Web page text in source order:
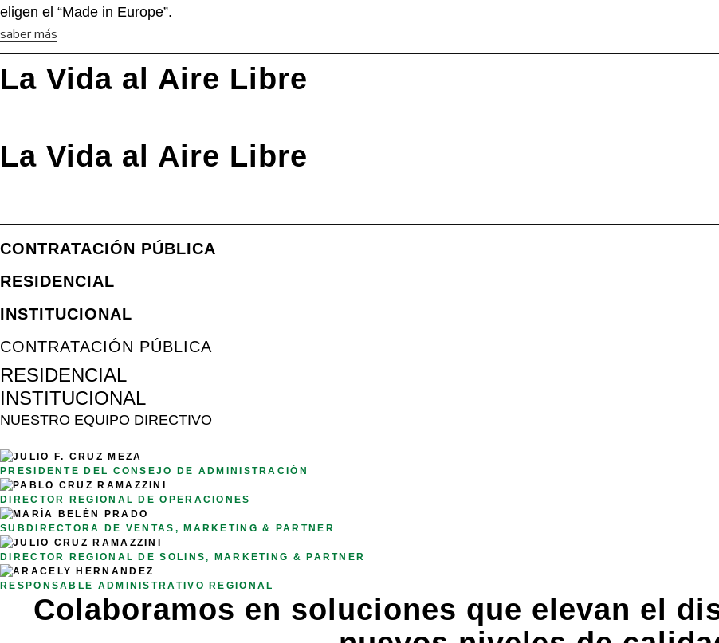
eligen el “Made in Europe”.
saber más
La Vida al Aire Libre
La Vida al Aire Libre
CONTRATACIÓN PÚBLICA
RESIDENCIAL
INSTITUCIONAL
CONTRATACIÓN PÚBLICA
RESIDENCIAL
INSTITUCIONAL
NUESTRO EQUIPO DIRECTIVO
JULIO F. CRUZ MEZA
PRESIDENTE DEL CONSEJO DE ADMINISTRACIÓN
PABLO CRUZ RAMAZZINI
DIRECTOR REGIONAL DE OPERACIONES
MARÍA BELÉN PRADO
SUBDIRECTORA DE VENTAS, MARKETING & PARTNER
JULIO CRUZ RAMAZZINI
DIRECTOR REGIONAL DE SOLINS, MARKETING & PARTNER
ARACELY HERNANDEZ
RESPONSABLE ADMINISTRATIVO REGIONAL
Colaboramos en soluciones que elevan el